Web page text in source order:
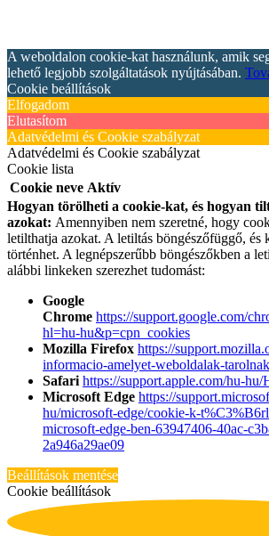
A weboldalon cookie-kat használunk, amik
lehető legjobb szolgáltatások nyújtásában.
Cookie beállítások
Elfogadom
Elutasítom
Adatvédelmi és Cookie szabályzat
Adatvédelmi és Cookie szabályzat
Cookie lista
Cookie neve Aktív
Hogyan törölheti a cookie-kat, és hogyan
azokat: Amennyiben nem szeretné, hogy
letilthatja azokat. A letiltás böngészőfüggő, és
történhet. A legnépszerűbb böngészőkben a
alábbi linkeken szerezhet tudomást:
Google
Chrome https://support.google.com/
hl=hu-hu&p=cpn_cookies
Mozilla Firefox https://
informacio-amelyet-weboldalak-
Safari https://support.apple.com/hu-
Microsoft Edge https://
hu/microsoft-edge/cookie-k-
microsoft-edge-ben-63947406-40ac-
2a946a29ae09
Beállítások mentése
Cookie beállítások